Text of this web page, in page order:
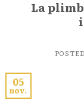
La
05
nov.